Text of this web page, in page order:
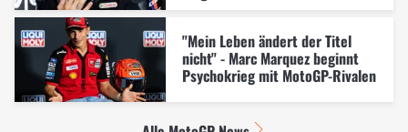
"Mein Leben ändert der Titel
nicht" - Marc Marquez beginnt
Psychokrieg mit MotoGP-Rivalen